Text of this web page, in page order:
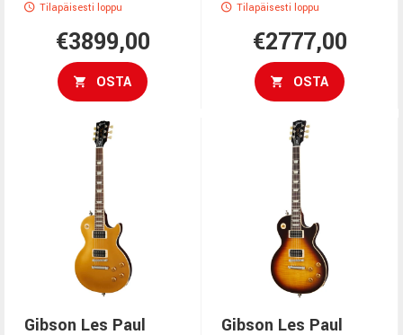
Tilapäisesti loppu
€3899,00
OSTA
Tilapäisesti loppu
€2777,00
OSTA
Gibson Les Paul
Gibson Les Paul